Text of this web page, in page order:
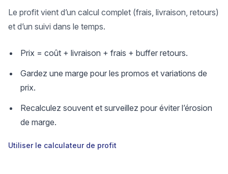
Le profit vient d’un calcul complet (frais, livraison, retours)
et d’un suivi dans le temps.
Prix = coût + livraison + frais + buffer retours.
Gardez une marge pour les promos et variations de
prix.
Recalculez souvent et surveillez pour éviter l’érosion
de marge.
Utiliser le calculateur de profit